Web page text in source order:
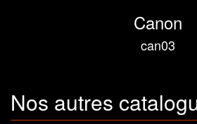
Canon
can03
Nos autres